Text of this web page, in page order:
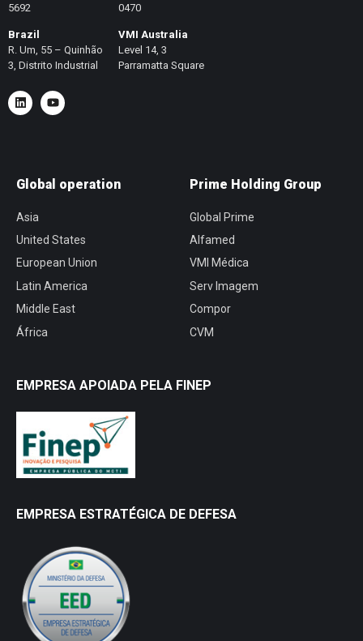
5692
Brazil
R. Um, 55 – Quinhão
3, Distrito Industrial
0470
VMI Australia
Level 14, 3
Parramatta Square
Global operation
Asia
United States
European Union
Latin America
Middle East
África
Prime Holding Group
Global Prime
Alfamed
VMI Médica
Serv Imagem
Compor
CVM
EMPRESA APOIADA PELA FINEP
EMPRESA ESTRATÉGICA DE DEFESA